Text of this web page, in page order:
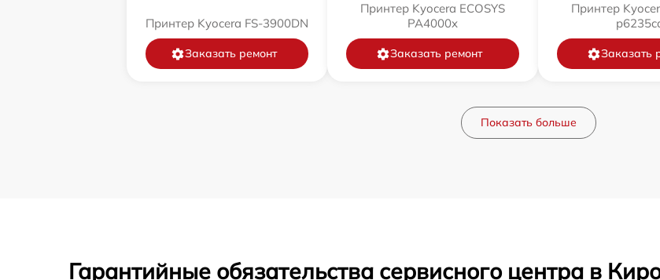
Принтер Kyocera FS-3900DN
Заказать ремонт
Принтер Kyocera ECOSYS
PA4000x
Заказать ремонт
Принтер
Заказать
Показать больше
Гарантийные обязательства сервисного центра в